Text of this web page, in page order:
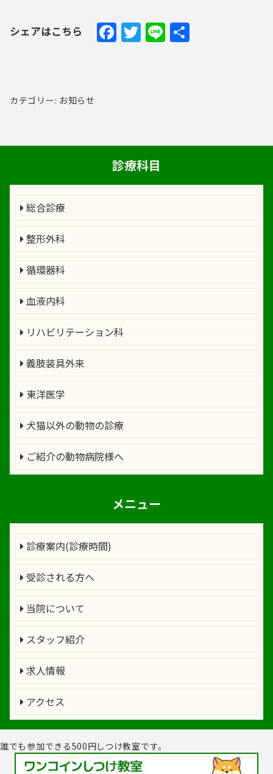
シェアはこちら Facebook
Twitter
Line
カテゴリー: お知らせ
診療科目
総合診療
整形外科
循環器科
血液内科
リハビリテーション科
義肢装具外来
東洋医学
犬猫以外の動物の診療
ご紹介の動物病院様へ
メニュー
診療案内(診療時間)
受診される方へ
当院について
スタッフ紹介
求人情報
アクセス
誰でも参加できる500円しつけ教室です。